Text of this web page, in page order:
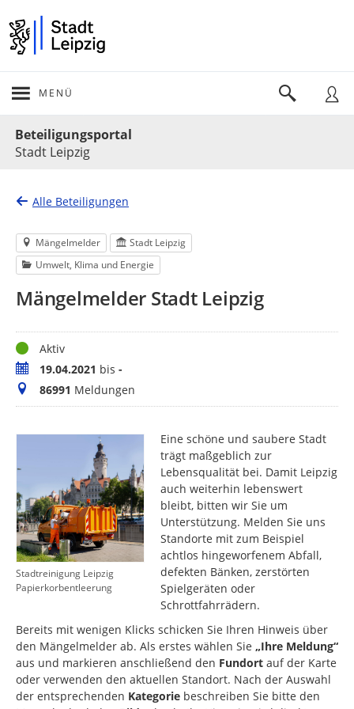
MENÜ
Beteiligungsportal
Stadt Leipzig
Alle Beteiligungen
Mängelmelder
Stadt Leipzig
Umwelt, Klima und Energie
Mängelmelder Stadt Leipzig
StatusAktiv
Zeitraum19.04.2021 bis -
Meldungen
86991 Meldungen
Stadtreinigung Leipzig
Papierkorbentleerung
Eine schöne und saubere Stadt
trägt maßgeblich zur
Lebensqualität bei. Damit Leipzig
auch weiterhin lebenswert
bleibt, bitten wir Sie um
Unterstützung. Melden Sie uns
Standorte mit zum Beispiel
achtlos hingeworfenem Abfall,
defekten Bänken, zerstörten
Spielgeräten oder
Schrottfahrrädern.
Bereits mit wenigen Klicks schicken Sie Ihren Hinweis über
den Mängelmelder ab. Als erstes wählen Sie „Ihre Meldung“
aus und markieren anschließend den Fundort auf der Karte
oder verwenden den aktuellen Standort. Nach der Auswahl
der entsprechenden Kategorie beschreiben Sie bitte den